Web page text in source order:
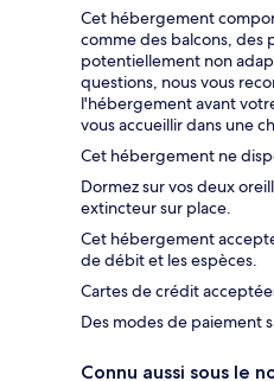
Cet hébergement
comme des balcons, des
potentiellement non
questions, nous vous
l'hébergement avant
vous accueillir dans une
Cet hébergement ne
Dormez sur vos deux
extincteur sur place.
Cet hébergement
de débit et les espèces.
Cartes de crédit
Des modes de paiement
Connu aussi sous le